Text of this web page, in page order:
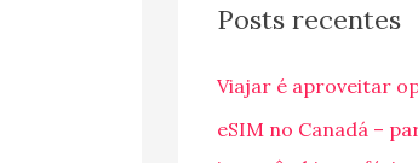
u
s
a
Posts recentes
Viajar é aproveitar
eSIM no Canadá –